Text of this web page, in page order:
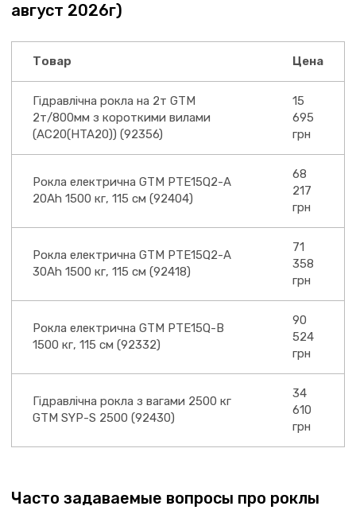
август 2026г)
Товар Цена
Гідравлічна рокла на 2т GTM
2т/800мм з короткими вилами
(AC20(HTA20)) (92356)
15
695
грн
Рокла електрична GTM PTE15Q2-A
20Ah 1500 кг, 115 см (92404)
68
217
грн
Рокла електрична GTM PTE15Q2-A
30Ah 1500 кг, 115 см (92418)
71
358
грн
Рокла електрична GTM PTE15Q-B
1500 кг, 115 см (92332)
90
524
грн
Гідравлічна рокла з вагами 2500 кг
GTM SYP-S 2500 (92430)
34
610
грн
Часто задаваемые вопросы про роклы